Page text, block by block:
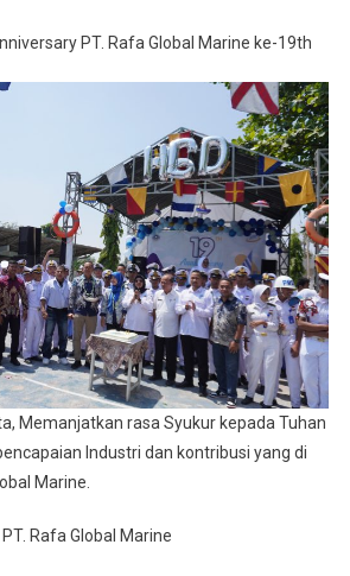
PT. Rafa Global Marine ke-19th
Memanjatkan rasa Syukur kepada Tuhan
Industri dan kontribusi yang di
Marine.
Rafa Global Marine